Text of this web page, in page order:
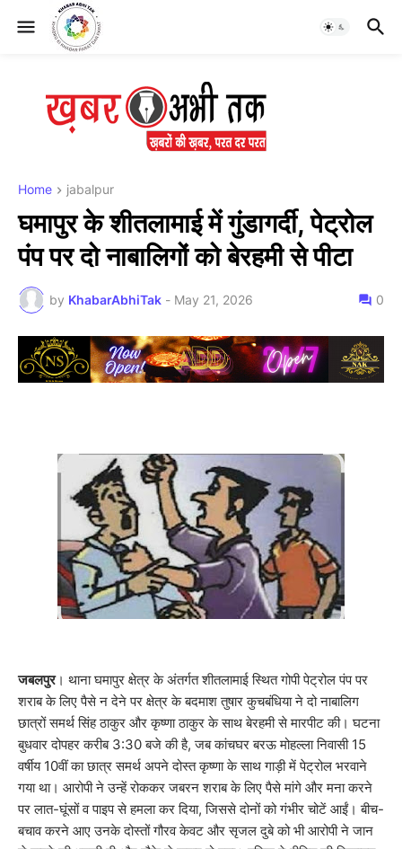
Home jabalpur
घमापुर के शीतलामाई में गुंडागर्दी, पेट्रोल
पंप पर दो नाबालिगों को बेरहमी से पीटा
by KhabarAbhiTak - May 21, 2026 0
जबलपुर। थाना घमापुर क्षेत्र के अंतर्गत शीतलामाई स्थित गोपी पेट्रोल पंप पर
शराब के लिए पैसे न देने पर क्षेत्र के बदमाश तुषार कुचबंधिया ने दो नाबालिग
छात्रों समर्थ सिंह ठाकुर और कृष्णा ठाकुर के साथ बेरहमी से मारपीट की। घटना
बुधवार दोपहर करीब 3:30 बजे की है, जब कांचघर बरऊ मोहल्ला निवासी 15
वर्षीय 10वीं का छात्र समर्थ अपने दोस्त कृष्णा के साथ गाड़ी में पेट्रोल भरवाने
गया था। आरोपी ने उन्हें रोककर जबरन शराब के लिए पैसे मांगे और मना करने
पर लात-घूंसों व पाइप से हमला कर दिया, जिससे दोनों को गंभीर चोटें आईं। बीच-
बचाव करने आए उनके दोस्तों गौरव केवट और सृजल दुबे को भी आरोपी ने जान